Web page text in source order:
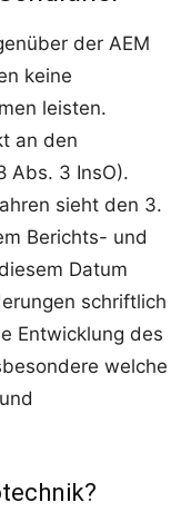
der AEM
keine
leisten.
an den
Abs. 3 InsO).
sieht den 3.
Berichts- und
Datum
schriftlich
Entwicklung des
welche